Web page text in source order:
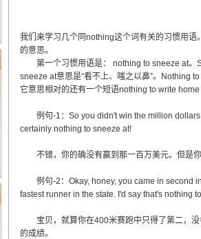
我们来学习几个同nothing这个词有关的习惯用语
的意思。
第一个习惯用语是： nothing to sneeze at。
sneeze at意思是“看不上、嗤之以鼻”。Nothing
它意思相对的还有一个短语nothing to write home
例句-1：So you didn't win the million dollars!
certainly nothing to sneeze at!
不错，你的确没有赢到那一百万美元。但是你
例句-2：Okay, honey, you came in second in
fastest runner in the state. I'd say that's nothing to
宝贝，就算你在400米赛跑中只得了第二，没
的成绩。